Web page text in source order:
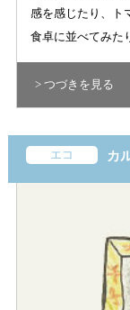
感を感じたり、ト
食卓に並べてみた
> つづきを見る
エコ カ